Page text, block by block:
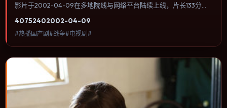
影片于2002-04-09在多地院线与网络平台陆续上线，片长133分
聚焦人物选择与情节推进，节奏与视听语言统一，可作为休闲观影或
类型片补片的选择。
40752402002-04-09
#热播国产剧#战争#电视剧#